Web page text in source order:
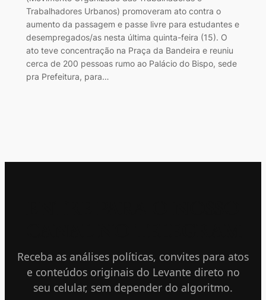
Trabalhadores Urbanos) promoveram ato contra o
aumento da passagem e passe livre para estudantes e
desempregados/as nesta última quinta-feira (15). O
ato teve concentração na Praça da Bandeira e reuniu
cerca de 200 pessoas rumo ao Palácio do Bispo, sede
pra Prefeitura, para…
Receba as análises políticas, convites para atos
e conteúdos originais do Levante direto no
seu celular, sem depender do algoritmo.